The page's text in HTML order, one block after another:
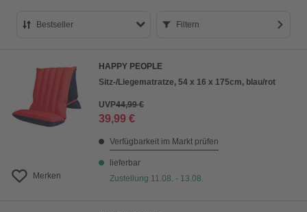
Bestseller
Preis aufsteigend
Preis absteigend
Bewertung
Filtern
Merken
HAPPY PEOPLE
Sitz-/Liegematratze, 54 x 16 x 175cm, blau/rot
UVP44,99 €
39,99 €
Verfügbarkeit im Markt prüfen
lieferbar
Zustellung 11.08. - 13.08.